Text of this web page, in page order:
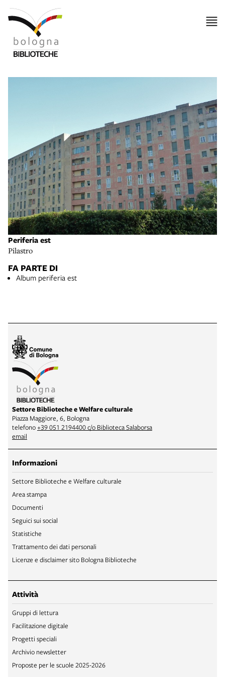
Periferia est
Pilastro
FA PARTE DI
Album periferia est
Settore Biblioteche e Welfare culturale
Piazza Maggiore, 6, Bologna
telefono+39 051 2194400 c/o Biblioteca Salaborsa
email
Informazioni
Settore Biblioteche e Welfare culturale
Area stampa
Documenti
Seguici sui social
Statistiche
Trattamento dei dati personali
Licenze e disclaimer sito Bologna Biblioteche
Attività
Gruppi di lettura
Facilitazione digitale
Progetti speciali
Archivio newsletter
Proposte per le scuole 2025-2026